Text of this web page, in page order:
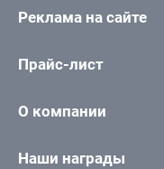
Реклама на сайте
Прайс-лист
О компании
Наши награды